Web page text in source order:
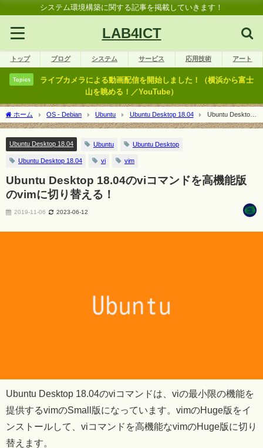
システム環境構築に関する記事を掲載していきます！
LAB4ICT
トップ ブログ システム サービス 応用技術 アート
Topics
ライブカメラによる動画配信を開始しました！（横浜から富士
山を眺める！／YouTube）
ホーム OS - Debian Ubuntu Ubuntu Desktop 18.04
Ubuntu Desktop
18.04のviコマンドを高機能版のvimに切り替える！
Ubuntu Desktop 18.04 Ubuntu Ubuntu Desktop
Ubuntu Desktop 18.04 vi vim
Ubuntu Desktop 18.04のviコマンドを高機能版
のvimに切り替える！
2019-11-06 2023-06-12
Ubuntu Desktop 18.04のviコマンドは、viの最小限の機能を
提供するvimのSmall版になっています。vimのHuge版をイ
ンストールして、viコマンドを高機能なvimのHuge版に切り
替えます。